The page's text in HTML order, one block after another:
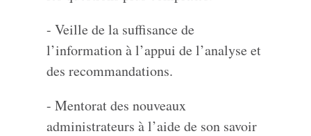
- Veille de la suffisance de
l’information à l’appui de l’analyse et
des recommandations.
- Mentorat des nouveaux
administrateurs à l’aide de son savoir